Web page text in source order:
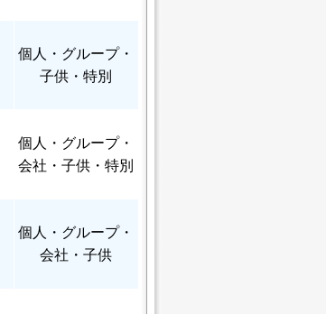
個人
・グループ・
子供・特別
個人
・グループ・
会社・子供・特別
個人
・グループ・
会社・子供